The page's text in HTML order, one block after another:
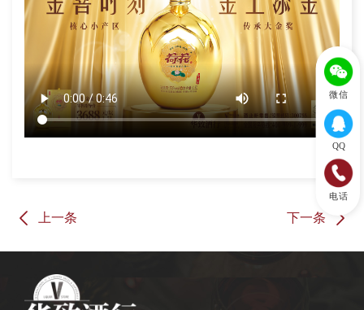
上一条 下一条
微信
QQ
电话